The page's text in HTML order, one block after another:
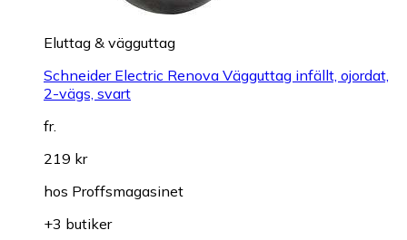
Eluttag & vägguttag
Schneider Electric Renova Vägguttag infällt, ojordat,
2-vägs, svart
fr.
219 kr
hos Proffsmagasinet
+3 butiker